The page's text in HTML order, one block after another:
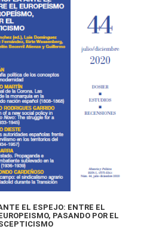
EL ESPEJO: ENTRE EL
PASANDO POR EL